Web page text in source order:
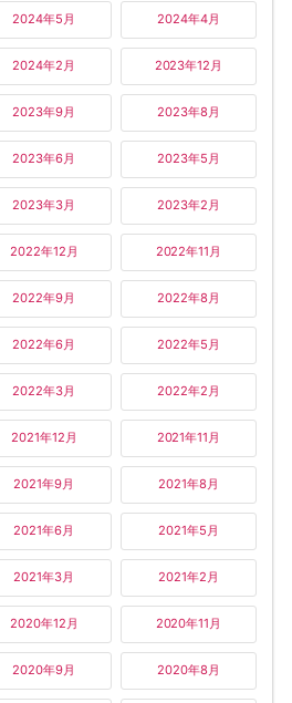
2024年5月 2024年4月
2024年2月 2023年12月
2023年9月 2023年8月
2023年6月 2023年5月
2023年3月 2023年2月
2022年12月 2022年11月
2022年9月 2022年8月
2022年6月 2022年5月
2022年3月 2022年2月
2021年12月 2021年11月
2021年9月 2021年8月
2021年6月 2021年5月
2021年3月 2021年2月
2020年12月 2020年11月
2020年9月 2020年8月